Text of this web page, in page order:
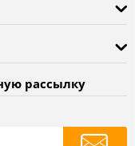
рассылку